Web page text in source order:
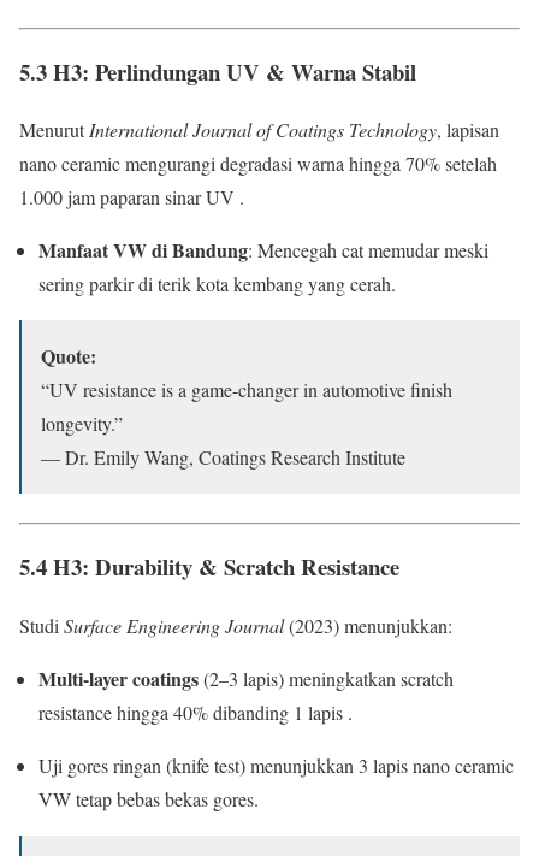
5.3 H3: Perlindungan UV & Warna Stabil
MenurutInternational Journal of Coatings Technology, lapisan
nano ceramic mengurangi degradasi warna hingga 70% setelah
1.000 jam paparan sinar UV .
Manfaat VW di Bandung: Mencegah cat memudar meski
sering parkir di terik kota kembang yang cerah.
Quote:
“UV resistance is a game-changer in automotive finish
longevity.”
— Dr. Emily Wang, Coatings Research Institute
5.4 H3: Durability & Scratch Resistance
Studi Surface Engineering Journal(2023) menunjukkan:
Multi-layer coatings(2–3 lapis) meningkatkan scratch
resistance hingga 40% dibanding 1 lapis .
Uji gores ringan (knife test) menunjukkan 3 lapis nano ceramic
VW tetap bebas bekas gores.